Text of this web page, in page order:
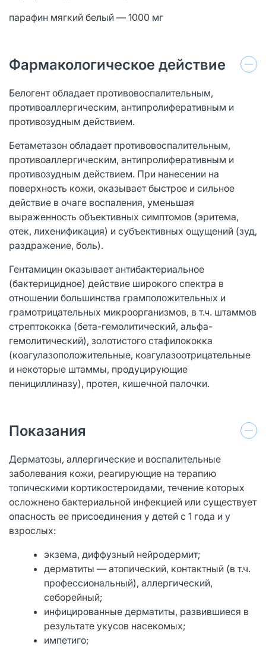
парафин мягкий белый — 1000 мг
Фармакологическое действие
Белогент обладает противовоспалительным,
противоаллергическим, антипролиферативным и
противозудным действием.
Бетаметазон обладает противовоспалительным,
противоаллергическим, антипролиферативным и
противозудным действием. При нанесении на
поверхность кожи, оказывает быстрое и сильное
действие в очаге воспаления, уменьшая
выраженность объективных симптомов (эритема,
отек, лихенификация) и субъективных ощущений (зуд,
раздражение, боль).
Гентамицин оказывает антибактериальное
(бактерицидное) действие широкого спектра в
отношении большинства грамположительных и
грамотрицательных микроорганизмов, в т.ч. штаммов
стрептококка (бета-гемолитический, альфа-
гемолитический), золотистого стафилококка
(коагулазоположительные, коагулазоотрицательные
и некоторые штаммы, продуцирующие
пенициллиназу), протея, кишечной палочки.
Показания
Дерматозы, аллергические и воспалительные
заболевания кожи, реагирующие на терапию
топическими кортикостероидами, течение которых
осложнено бактериальной инфекцией или существует
опасность ее присоединения у детей с 1 года и у
взрослых:
экзема, диффузный нейродермит;
дерматиты — атопический, контактный (в т.ч.
профессиональный), аллергический,
себорейный;
инфицированные дерматиты, развившиеся в
результате укусов насекомых;
импетиго;